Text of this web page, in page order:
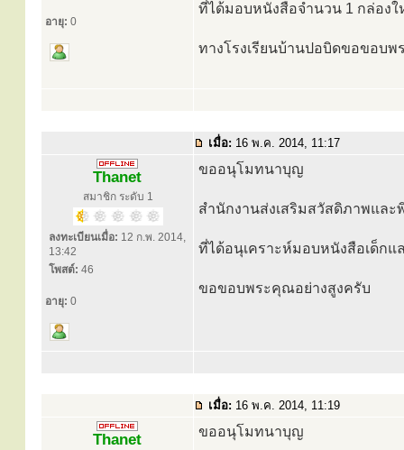
อายุ: 0
ที่ได้มอบหนังสือจำนวน 1 กล่อง
ทางโรงเรียนบ้านปอบิดขอขอบ
เมื่อ: 16 พ.ค. 2014, 11:17
Thanet
สมาชิก ระดับ 1
ลงทะเบียนเมื่อ: 12 ก.พ. 2014,
13:42
โพสต์: 46
อายุ: 0
ขออนุโมทนาบุญ
สำนักงานส่งเสริมสวัสดิภาพและ
ที่ได้อนุเคราะห์มอบหนังสือเด็กแ
ขอขอบพระคุณอย่างสูงครับ
เมื่อ: 16 พ.ค. 2014, 11:19
Thanet ขออนุโมทนาบุญ